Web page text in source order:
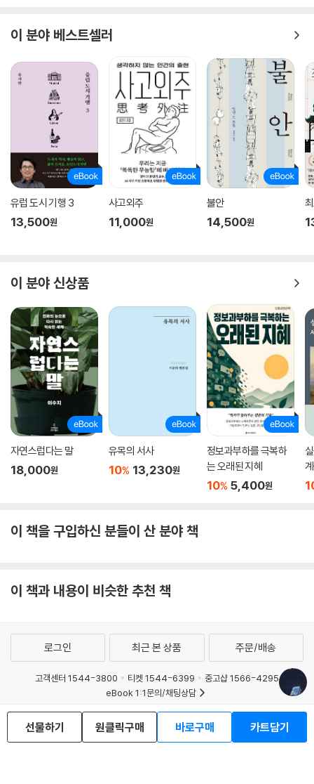
이 분야 베스트셀러
유럽 도시 기행 3
13,500원
사고외주
11,000원
불안
14,500원
이 분야 신상품
자연스럽다는 말
18,000원
유목의 서사
10% 13,230원
정보과부하를 극복하
는 오래된 지혜
10% 5,400원
이 책을 구입하신 분들이 산 분야 책
이 책과 내용이 비슷한 추천 책
선물하기 원클릭구매 바로구매 카트담기
로그인 최근 본 상품 주문/배송
고객센터 1544-3800 티켓 1544-6399
중고샵 1566-4295
eBook 1:1문의/채팅상담
예스이십사(주) 사업자 정보
이용약관
개인정보처리방침
청소년보호정책